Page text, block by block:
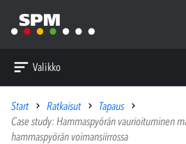
Valikko
Start Ratkaisut
Tapaus
Case study: Hammaspyörän vaurioituminen
hammaspyörän voimansiirrossa